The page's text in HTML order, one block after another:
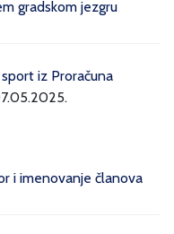
gradskom jezgru
iz Proračuna
i imenovanje članova